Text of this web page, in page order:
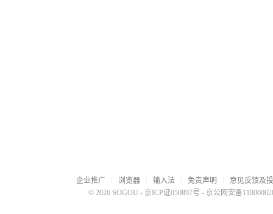
企业推广 浏览器 输入法 免责声明
意见反馈及
© 2026 SOGOU - 京ICP证050897号 - 京公网安备